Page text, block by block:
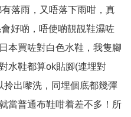
好啲，唔使啲靚靚鞋濕咗
本買咗對白色水鞋，我隻腳
水鞋都算ok貼腳(連埋對
拎出嚟洗，同埋個底都幾彈
當普通布鞋咁着差不多！所